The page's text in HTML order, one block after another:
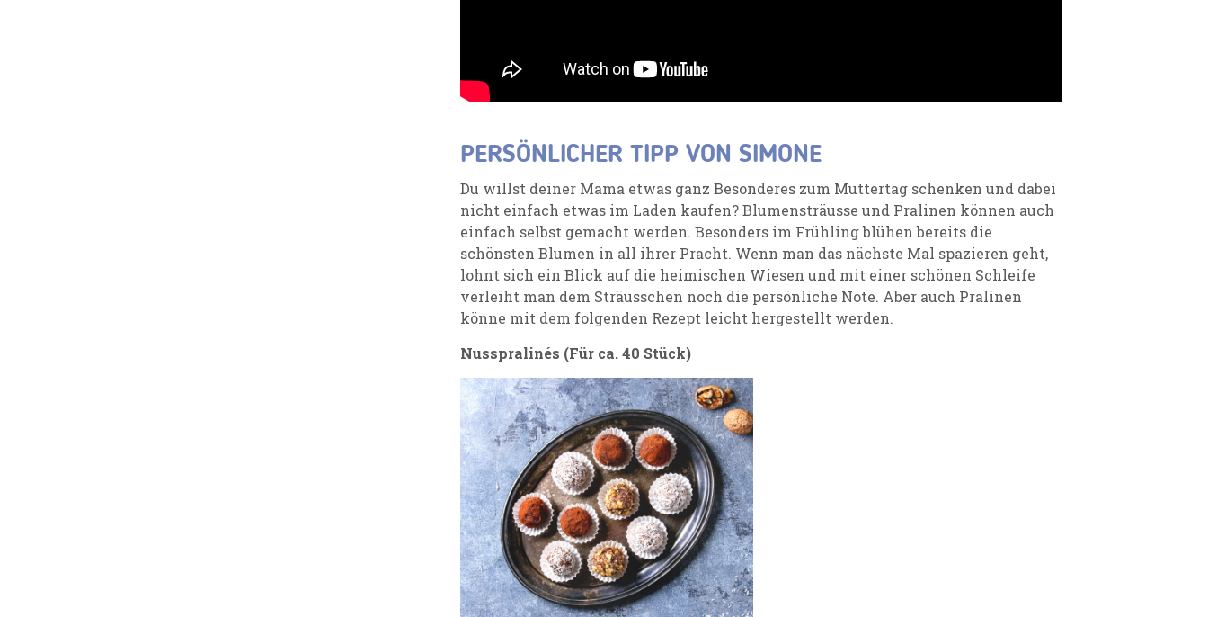
PERSÖNLICHER TIPP VON SIMONE
Du willst deiner Mama etwas ganz Besonderes zum Muttertag schenken und dabei
nicht einfach etwas im Laden kaufen? Blumensträusse und Pralinen können auch
einfach selbst gemacht werden. Besonders im Frühling blühen bereits die
schönsten Blumen in all ihrer Pracht. Wenn man das nächste Mal spazieren geht,
lohnt sich ein Blick auf die heimischen Wiesen und mit einer schönen Schleife
verleiht man dem Sträusschen noch die persönliche Note. Aber auch Pralinen
könne mit dem folgenden Rezept leicht hergestellt werden.
Nusspralinés (Für ca. 40 Stück)